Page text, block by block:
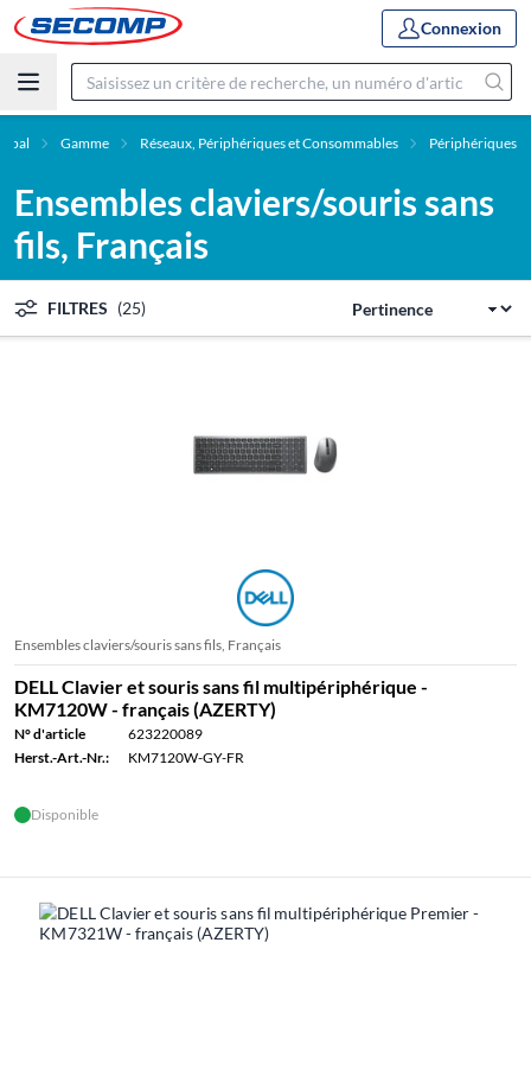
Connexion
Gamme Réseaux, Périphériques et Consommables Périphériques
Ensembles claviers/souris sans
fils, Français
FILTRES (25)
Ensembles claviers/souris sans fils, Français
DELL Clavier et souris sans fil multipériphérique -
KM7120W - français (AZERTY)
N° d'article
623220089
Herst.-Art.-Nr.:
KM7120W-GY-FR
Disponible